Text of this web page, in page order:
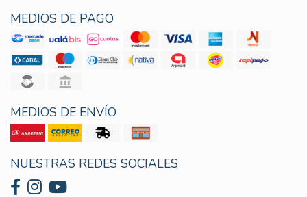
MEDIOS DE PAGO
MEDIOS DE ENVÍO
NUESTRAS REDES SOCIALES